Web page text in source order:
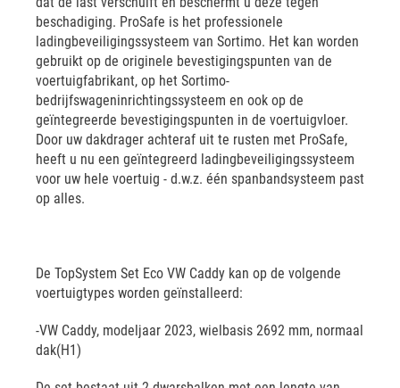
beschadiging. ProSafe is het professionele
ladingbeveiligingssysteem van Sortimo. Het kan worden
gebruikt op de originele bevestigingspunten van de
voertuigfabrikant, op het Sortimo-
bedrijfswageninrichtingssysteem en ook op de
geïntegreerde bevestigingspunten in de voertuigvloer.
Door uw dakdrager achteraf uit te rusten met ProSafe,
heeft u nu een geïntegreerd ladingbeveiligingssysteem
voor uw hele voertuig - d.w.z. één spanbandsysteem past
op alles.
De TopSystem Set Eco VW Caddy kan op de volgende
voertuigtypes worden geïnstalleerd:
-VW Caddy, modeljaar 2023, wielbasis 2692 mm, normaal
dak(H1)